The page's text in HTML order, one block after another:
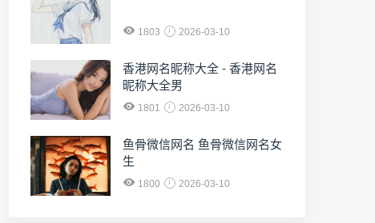
1803 2026-03-10
香港网名昵称大全 - 香港网名
昵称大全男
1801 2026-03-10
鱼骨微信网名 鱼骨微信网名女
生
1800 2026-03-10